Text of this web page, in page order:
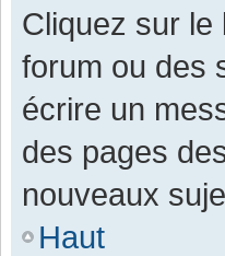
Cliquez sur le
forum ou des
écrire un
des pages
nouveaux
Haut